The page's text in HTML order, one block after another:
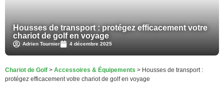
Housses de transport : protégez efficacement votre
chariot de golf en voyage
Adrien Tournier 4 décembre 2025
Chariot de Golf > Accessoires & Équipements > Housses de transport :
protégez efficacement votre chariot de golf en voyage